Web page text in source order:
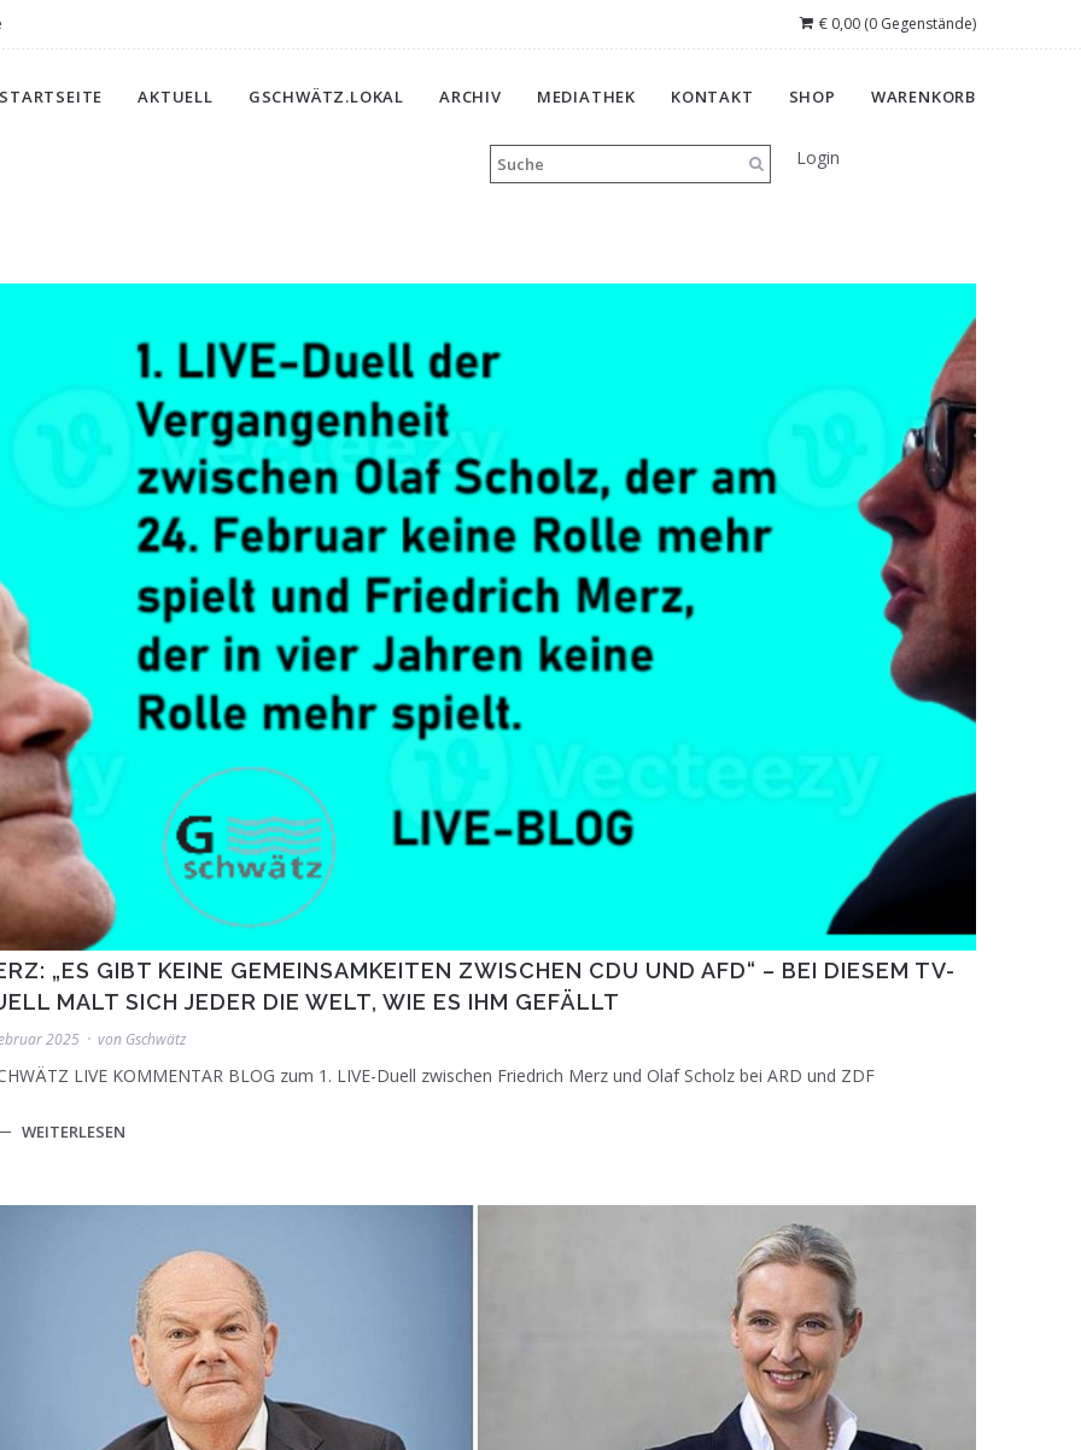
€ 0,00 (0 Gegenstände)
STARTSEITE AKTUELL GSCHWÄTZ.LOKAL ARCHIV MEDIATHEK KONTAKT SHOP WARENKORB
Login
„ES GIBT KEINE GEMEINSAMKEITEN ZWISCHEN CDU UND AFD“ – BEI DIESEM TV-
MALT SICH JEDER DIE WELT, WIE ES IHM GEFÄLLT
2025 von Gschwätz
LIVE KOMMENTAR BLOG zum 1. LIVE-Duell zwischen Friedrich Merz und Olaf Scholz bei ARD und ZDF
WEITERLESEN